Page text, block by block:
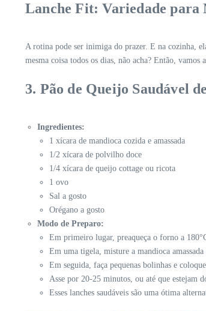
Lanche Fit: Variedade para
A rotina pode ser inimiga do prazer. E na cozinha,
mesma coisa todos os dias, não acha? Então, vamos
3. Pão de Queijo Saudável
Ingredientes:
1 xícara de mandioca cozida e amassada
1/2 xícara de polvilho doce
1/4 xícara de queijo cottage ou ricota
1 ovo
Sal a gosto
Orégano a gosto
Modo de Preparo:
Em primeiro lugar, preaqueça o forno a
Em uma tigela, misture a mandioca
Em seguida, faça pequenas bolinhas e
Asse por 20-25 minutos, ou até que estejam
Esses lanches saudáveis são uma ótima